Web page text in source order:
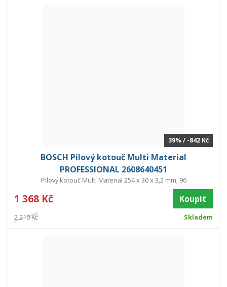
39% / -842 Kč
BOSCH Pilový kotouč Multi Material
PROFESSIONAL 2608640451
Pilový kotouč Multi Material 254 x 30 x 3,2 mm; 96
1 368 Kč Koupit
2 210 Kč Skladem